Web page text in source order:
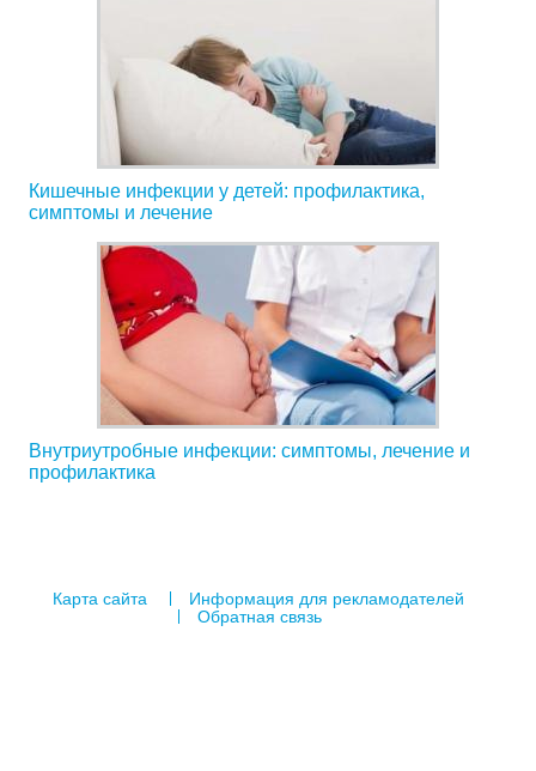
Кишечные инфекции у детей: профилактика,
симптомы и лечение
Внутриутробные инфекции: симптомы, лечение и
профилактика
Карта сайта
Информация для рекламодателей
Обратная связь